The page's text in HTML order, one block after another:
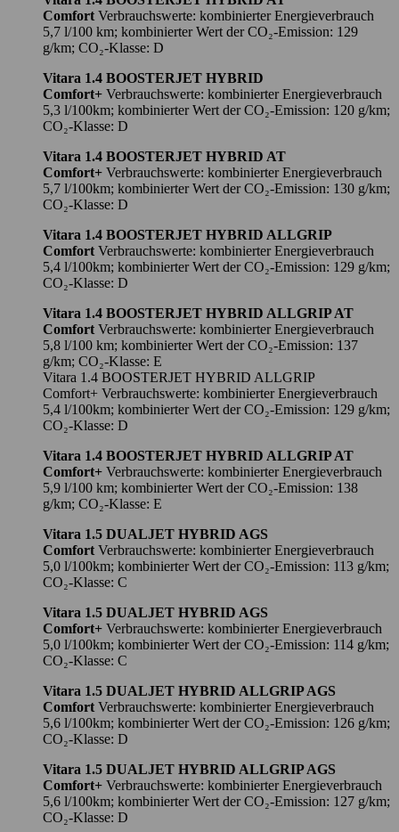
Comfort Verbrauchswerte: kombinierter Energieverbrauch
5,7 l/100 km; kombinierter Wert der CO₂-Emission: 129
g/km; CO₂-Klasse: D
Vitara 1.4 BOOSTERJET HYBRID
Comfort+ Verbrauchswerte: kombinierter Energieverbrauch
5,3 l/100km; kombinierter Wert der CO₂-Emission: 120 g/km;
CO₂-Klasse: D
Vitara 1.4 BOOSTERJET HYBRID AT
Comfort+ Verbrauchswerte: kombinierter Energieverbrauch
5,7 l/100km; kombinierter Wert der CO₂-Emission: 130 g/km;
CO₂-Klasse: D
Vitara 1.4 BOOSTERJET HYBRID ALLGRIP
Comfort Verbrauchswerte: kombinierter Energieverbrauch
5,4 l/100km; kombinierter Wert der CO₂-Emission: 129 g/km;
CO₂-Klasse: D
Vitara 1.4 BOOSTERJET HYBRID ALLGRIP AT
Comfort Verbrauchswerte: kombinierter Energieverbrauch
5,8 l/100 km; kombinierter Wert der CO₂-Emission: 137
g/km; CO₂-Klasse: E
Vitara 1.4 BOOSTERJET HYBRID ALLGRIP
Comfort+ Verbrauchswerte: kombinierter Energieverbrauch
5,4 l/100km; kombinierter Wert der CO₂-Emission: 129 g/km;
CO₂-Klasse: D
Vitara 1.4 BOOSTERJET HYBRID ALLGRIP AT
Comfort+ Verbrauchswerte: kombinierter Energieverbrauch
5,9 l/100 km; kombinierter Wert der CO₂-Emission: 138
g/km; CO₂-Klasse: E
Vitara 1.5 DUALJET HYBRID AGS
Comfort Verbrauchswerte: kombinierter Energieverbrauch
5,0 l/100km; kombinierter Wert der CO₂-Emission: 113 g/km;
CO₂-Klasse: C
Vitara 1.5 DUALJET HYBRID AGS
Comfort+ Verbrauchswerte: kombinierter Energieverbrauch
5,0 l/100km; kombinierter Wert der CO₂-Emission: 114 g/km;
CO₂-Klasse: C
Vitara 1.5 DUALJET HYBRID ALLGRIP AGS
Comfort Verbrauchswerte: kombinierter Energieverbrauch
5,6 l/100km; kombinierter Wert der CO₂-Emission: 126 g/km;
CO₂-Klasse: D
Vitara 1.5 DUALJET HYBRID ALLGRIP AGS
Comfort+ Verbrauchswerte: kombinierter Energieverbrauch
5,6 l/100km; kombinierter Wert der CO₂-Emission: 127 g/km;
CO₂-Klasse: D